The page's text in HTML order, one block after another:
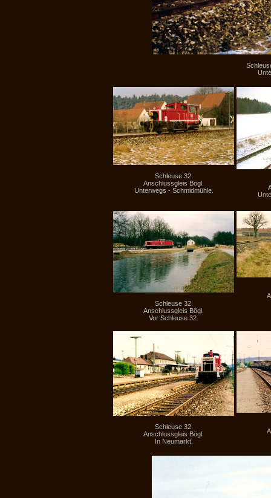
Schleuse 32.
Anschlussgleis Bögl.
Unterwegs - Schmidmühle.
Schleuse 32.
Anschlussgleis Bögl.
Vor Schleuse 32.
Schleuse 32.
Anschlussgleis Bögl.
In Neumarkt.